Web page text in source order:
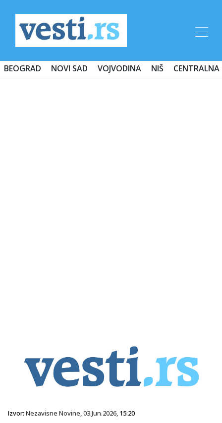
BEOGRAD NOVI SAD VOJVODINA NIŠ CENTRALNA
Izvor: Nezavisne Novine,03.Jun.2026, 15:20